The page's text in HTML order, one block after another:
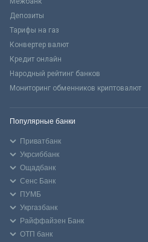
Депозиты
Тарифы на газ
Конвертер валют
Кредит онлайн
Народный рейтинг банков
Мониторинг обменников криптовалют
Популярные банки
Приватбанк
Укрсиббанк
Ощадбанк
Сенс Банк
ПУМБ
Укргазбанк
Райффайзен Банк
ОТП банк